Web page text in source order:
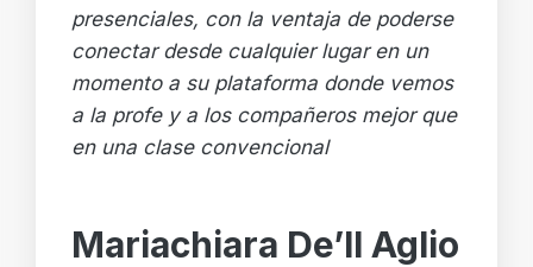
presenciales, con la ventaja de poderse
conectar desde cualquier lugar en un
momento a su plataforma donde vemos
a la profe y a los compañeros mejor que
en una clase convencional
Mariachiara De’ll Aglio